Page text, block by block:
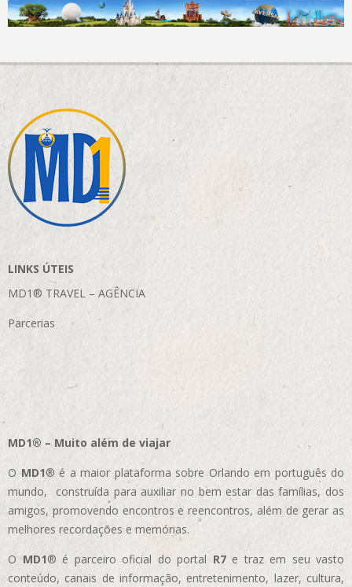
LINKS ÚTEIS
MD1® TRAVEL – AGÊNCIA
Parcerias
MD1® – Muito além de viajar
O MD1® é a maior plataforma sobre Orlando em português do
mundo, construída para auxiliar no bem estar das famílias, dos
amigos, promovendo encontros e reencontros, além de gerar as
melhores recordações e memórias.
OMD1® é parceiro oficial do portal R7e traz em seu vasto
conteúdo, canais de informação, entretenimento, lazer, cultura,